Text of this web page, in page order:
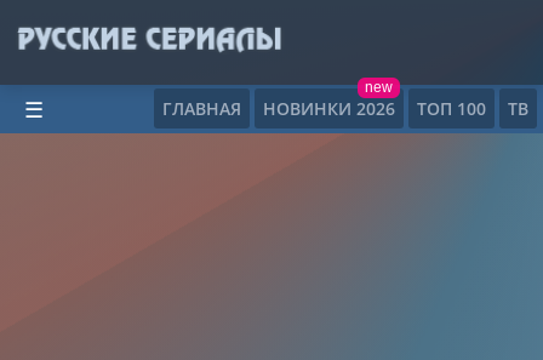
ГЛАВНАЯ НОВИНКИ 2026
new
ТОП 100 ТВ
☰